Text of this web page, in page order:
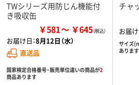
TWシリーズ用防じん機能付
き吸収缶
￥581 ￥645
お届け日：8月12日（水）
直送品
国家検定合格番号・販売単位違いの商品が2
商品あります
チャ
お届け
サイズ
あります